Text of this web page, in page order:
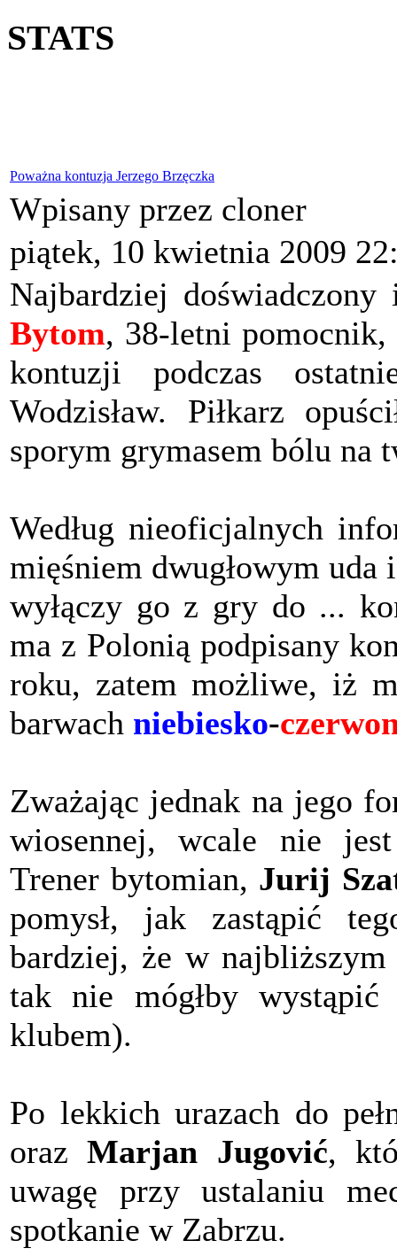
STATS
Poważna kontuzja Jerzego Brzęczka
Wpisany przez cloner
piątek, 10 kwietnia 2009
Najbardziej
Bytom, 38-letni pomocnik,
kontuzji podczas
Wodzisław. Piłkarz
sporym grymasem bólu na
Według nieoficjalnych
mięśniem dwugłowym
wyłączy go z gry do ...
ma z Polonią podpisany
roku, zatem możliwe, iż
barwach niebiesko-
Zważając jednak na jego
wiosennej, wcale nie
Trener bytomian, Jurij
pomysł, jak zastąpić
bardziej, że w
tak nie mógłby
klubem).
Po lekkich urazach do
orazMarjan Jugović,
uwagę przy ustalaniu
spotkanie w Zabrzu.